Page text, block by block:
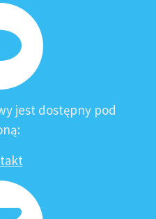
jest dostępny pod